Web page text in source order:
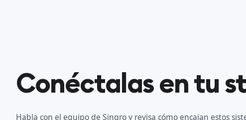
Conéctalas en tu
Habla con el equipo de Sinqro y revisa cómo encajan estos